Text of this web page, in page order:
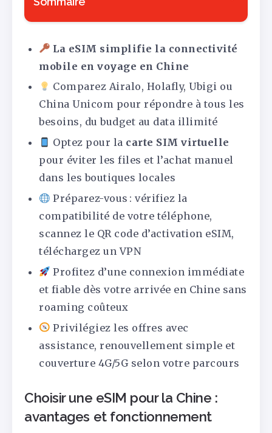
La eSIM simplifie la connectivité
mobile en voyage en Chine
Comparez Airalo, Holafly, Ubigi ou
China Unicom pour répondre à tous les
besoins, du budget au data illimité
Optez pour la carte SIM virtuelle
pour éviter les files et l’achat manuel
dans les boutiques locales
Préparez-vous : vérifiez la
compatibilité de votre téléphone,
scannez le QR code d’activation eSIM,
téléchargez un VPN
Profitez d’une connexion immédiate
et fiable dès votre arrivée en Chine sans
roaming coûteux
Privilégiez les offres avec
assistance, renouvellement simple et
couverture 4G/5G selon votre parcours
Choisir une eSIM pour la Chine :
avantages et fonctionnement